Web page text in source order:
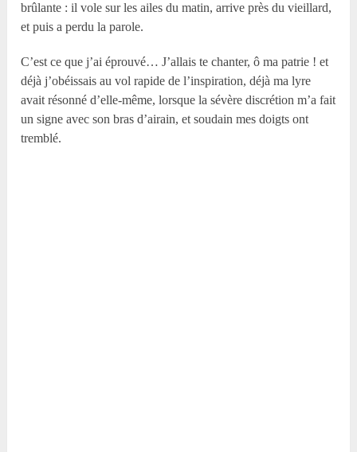
brûlante : il vole sur les ailes du matin, arrive près du vieillard,
et puis a perdu la parole.
C’est ce que j’ai éprouvé… J’allais te chanter, ô ma patrie ! et
déjà j’obéissais au vol rapide de l’inspiration, déjà ma lyre
avait résonné d’elle-même, lorsque la sévère discrétion m’a fait
un signe avec son bras d’airain, et soudain mes doigts ont
tremblé.